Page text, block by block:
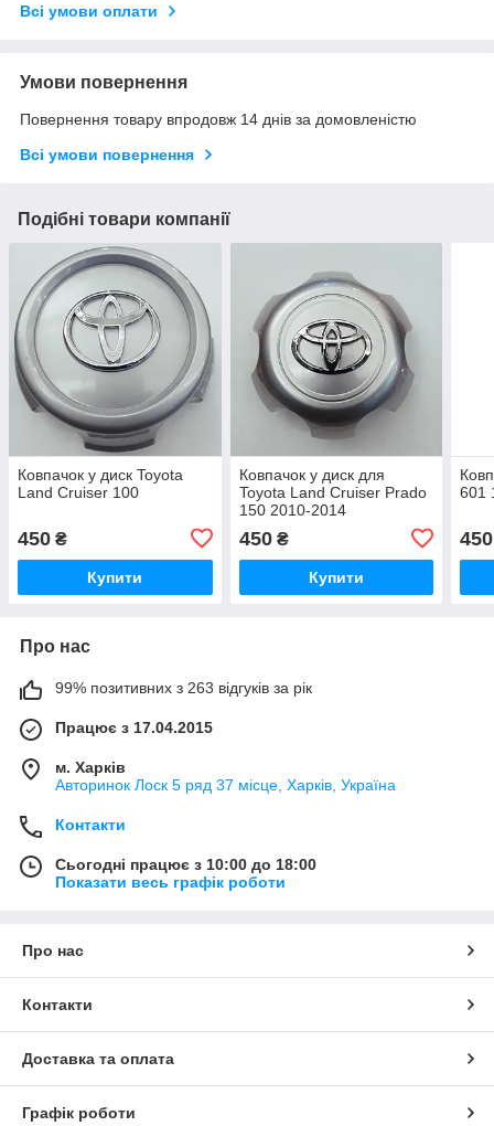
Всі умови оплати
Умови повернення
Повернення товару впродовж 14 днів за домовленістю
Всі умови повернення
Подібні товари компанії
Ковпачок у диск Toyota
Land Cruiser 100
450 ₴
Купити
Ковпачок у диск для
Toyota Land Cruiser Prado
150 2010-2014
450₴
Купити
601
450
Про нас
99% позитивних з 263 відгуків за рік
Працює з 17.04.2015
м. Харків
Авторинок Лоск 5 ряд 37 місце, Харків, Україна
Контакти
Сьогодні працює з 10:00 до 18:00
Показати весь графік роботи
Про нас
Контакти
Доставка та оплата
Графік роботи